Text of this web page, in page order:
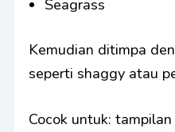
Seagrass
Kemudian ditimpa
seperti shaggy atau
Cocok untuk: